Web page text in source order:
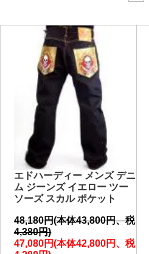
エドハーディー メンズ デニ
ム ジーンズ イエロー ツー
ソーズ スカル ポケット
48,180円(本体43,800円、税
4,380円)
47,080円(本体42,800円、税